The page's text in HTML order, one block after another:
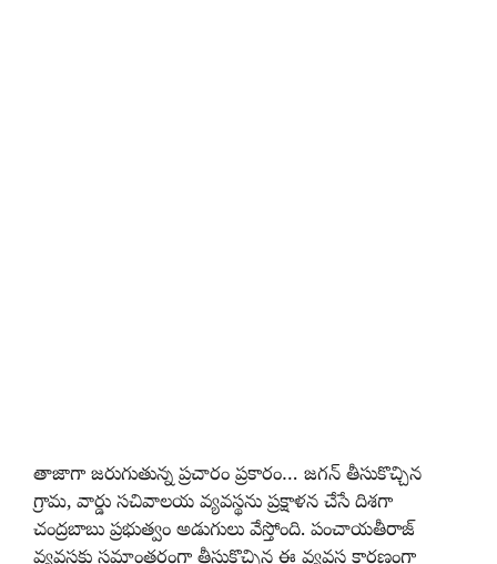
తాజాగా జరుగుతున్న ప్రచారం ప్రకారం… జగన్‌ తీసుకొచ్చిన
గ్రామ, వార్డు సచివాలయ వ్యవస్థను ప్రక్షాళన చేసే దిశగా
చంద్రబాబు ప్రభుత్వం అడుగులు వేస్తోంది. పంచాయతీరాజ్‌
వ్యవస్థకు సమాంతరంగా తీసుకొచ్చిన ఈ వ్యవస్థ కారణంగా